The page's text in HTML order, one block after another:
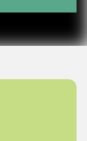
Mute